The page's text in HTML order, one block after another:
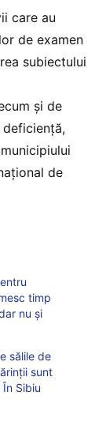
care au
de examen
subiectului
și de
de
timp
nu și
sălile de
sunt
Sibiu